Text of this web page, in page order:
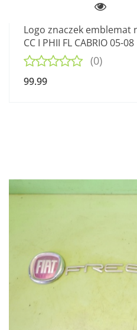
Logo znaczek emblemat
CC I PHII FL CABRIO 05-08
(0)
99.99